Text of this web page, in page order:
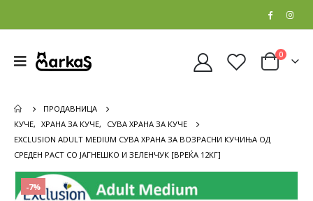
0
ПРОДАВНИЦА
КУЧЕ, ХРАНА ЗА КУЧЕ,
СУВА ХРАНА ЗА КУЧЕ
EXCLUSION ADULT MEDIUM СУВА ХРАНА ЗА ВОЗРАСНИ КУЧИЊА ОД
СРЕДЕН РАСТ СО ЈАГНЕШКО И ЗЕЛЕНЧУК [ВРЕЌА 12КГ]
-7%